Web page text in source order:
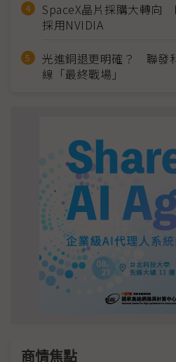
SpaceX晶片採購大轉向
採用NVIDIA
光進銅退更明確？ 聯發
線「最終戰場」
商情焦點